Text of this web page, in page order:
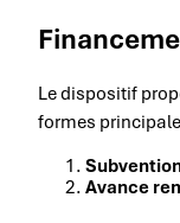
Le dispositif
formes
Avance